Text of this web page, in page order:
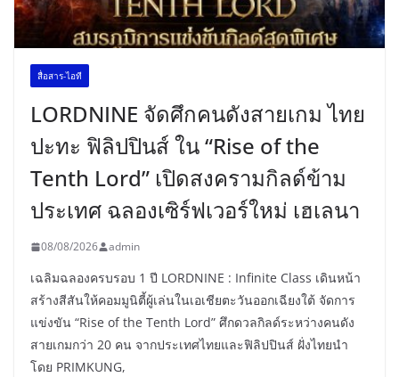
สื่อสาร-ไอที
LORDNINE จัดศึกคนดังสายเกม ไทย
ปะทะ ฟิลิปปินส์ ใน “Rise of the
Tenth Lord” เปิดสงครามกิลด์ข้าม
ประเทศ ฉลองเซิร์ฟเวอร์ใหม่ เฮเลนา
08/08/2026 admin
เฉลิมฉลองครบรอบ 1 ปี LORDNINE : Infinite Class เดินหน้า
สร้างสีสันให้คอมมูนิตี้ผู้เล่นในเอเชียตะวันออกเฉียงใต้ จัดการ
แข่งขัน “Rise of the Tenth Lord” ศึกดวลกิลด์ระหว่างคนดัง
สายเกมกว่า 20 คน จากประเทศไทยและฟิลิปปินส์ ฝั่งไทยนำ
โดย PRIMKUNG,